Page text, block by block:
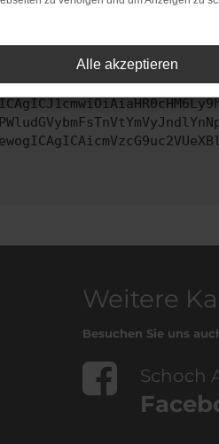
zu beheben. Du kannst uns
Weitere
Besuchen Sie uns
Schoch
Alle akzeptieren